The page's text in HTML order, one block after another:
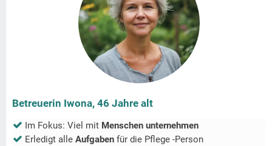
Betreuerin Iwona, 46 Jahre alt
Im Fokus: Viel mit Menschen unternehmen
Erledigt alle Aufgaben für die Pflege -Person